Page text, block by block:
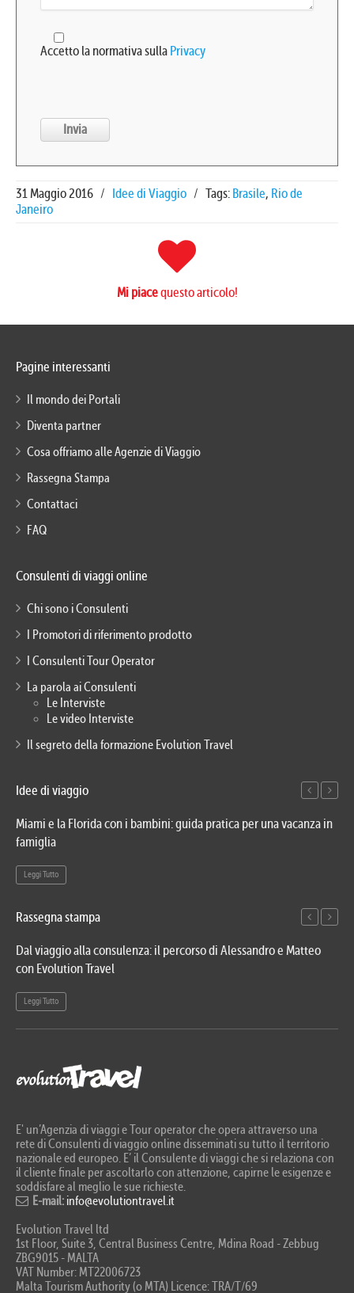
Accetto la normativa sulla Privacy
31 Maggio 2016 / Idee di Viaggio / Tags: Brasile, Rio de
Janeiro
Mi piacequesto articolo!
Pagine interessanti
Il mondo dei Portali
Diventa partner
Cosa offriamo alle Agenzie di Viaggio
Rassegna Stampa
Contattaci
FAQ
Consulenti di viaggi online
Chi sono i Consulenti
I Promotori di riferimento prodotto
I Consulenti Tour Operator
La parola ai Consulenti
Le Interviste
Le video Interviste
Il segreto della formazione Evolution Travel
Idee di viaggio
Miami e la Florida con i bambini: guida pratica per una vacanza in
famiglia
Leggi Tutto
Rassegna stampa
Dal viaggio alla consulenza: il percorso di Alessandro e Matteo
con Evolution Travel
Leggi Tutto
E' un’Agenzia di viaggi e Tour operator che opera attraverso una
rete di Consulenti di viaggio online disseminati su tutto il territorio
nazionale ed europeo. E’ il Consulente di viaggi che si relaziona con
il cliente finale per ascoltarlo con attenzione, capirne le esigenze e
soddisfare al meglio le sue richieste.
E-mail: info@evolutiontravel.it
Evolution Travel ltd
1st Floor, Suite 3, Central Business Centre, Mdina Road - Zebbug
ZBG9015 - MALTA
VAT Number: MT22006723
Malta Tourism Authority (o MTA) Licence: TRA/T/69